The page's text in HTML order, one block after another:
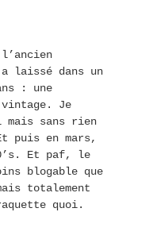
laissé dans un
: une
Je
mais sans rien
puis en mars,
Et paf, le
blogable que
totalement
quoi.